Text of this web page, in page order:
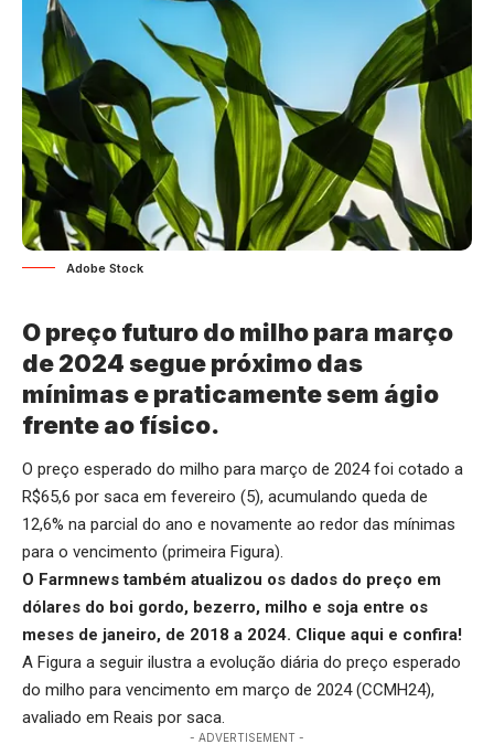
Adobe Stock
O preço futuro do milho para março
de 2024 segue próximo das
mínimas e praticamente sem ágio
frente ao físico.
O preço esperado do milho para março de 2024 foi cotado a
R$65,6 por saca em fevereiro (5), acumulando queda de
12,6% na parcial do ano e novamente ao redor das mínimas
para o vencimento (primeira Figura).
O Farmnews também atualizou os dados do preço em
dólares do boi gordo, bezerro, milho e soja entre os
meses de janeiro, de 2018 a 2024. Clique aqui e confira!
A Figura a seguir ilustra a evolução diária do preço esperado
do milho para vencimento em março de 2024 (CCMH24),
avaliado em Reais por saca.
- ADVERTISEMENT -